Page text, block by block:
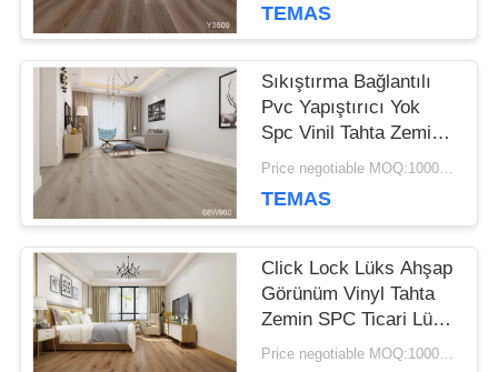
SITE
HARITASI
GIZLILIK
POLITIKASI
TEMAS
Sıkıştırma Bağlantılı
Pvc Yapıştırıcı Yok
Spc Vinil Tahta Zemin
Çevre Dostu
Price negotiable MOQ:1000 Metrekare
TEMAS
Click Lock Lüks Ahşap
Görünüm Vinyl Tahta
Zemin SPC Ticari Lüks
Vinyl Kelepçesi
Price negotiable MOQ:1000 Metrekare